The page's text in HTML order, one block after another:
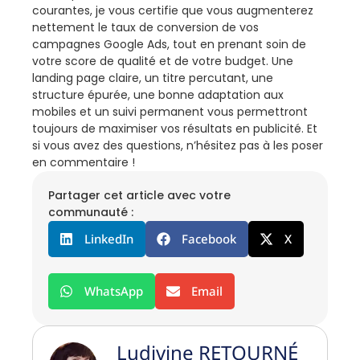
courantes, je vous certifie que vous augmenterez
nettement le taux de conversion de vos
campagnes Google Ads, tout en prenant soin de
votre score de qualité et de votre budget. Une
landing page claire, un titre percutant, une
structure épurée, une bonne adaptation aux
mobiles et un suivi permanent vous permettront
toujours de maximiser vos résultats en publicité. Et
si vous avez des questions, n’hésitez pas à les poser
en commentaire !
Partager cet article avec votre
communauté :
LinkedIn
Facebook X
WhatsApp Email
Ludivine RETOURNÉ